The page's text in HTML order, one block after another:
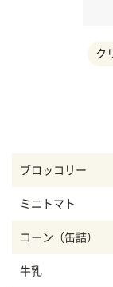
ク
ブロッコリー
ミニトマト
コーン（缶詰）
牛乳